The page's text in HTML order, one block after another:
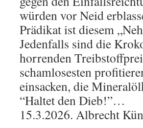
würden vor Neid
Prädikat ist diesem
Jedenfalls sind die
horrenden
schamlosesten
einsacken, die
“Haltet den Dieb!”…
15.3.2026. Albrecht